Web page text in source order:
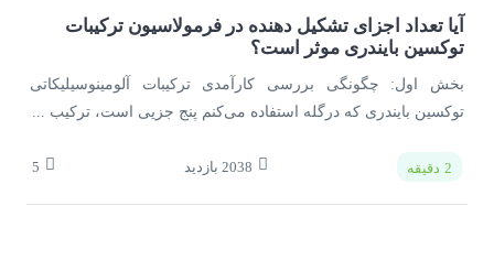
آیا تعداد اجزای تشکیل دهنده در فرمولاسیون ترکیبات
توکسین بایندری موثر است؟
بخش اول: چگونگی بررسی کارآمدی ترکیبات آلومینوسیلیکاتی
توکسین بایندری که درگله استفاده می‌­کنم پنج جزیی است، ترکیب ...
2 دقیقه 2038 بازدید 5